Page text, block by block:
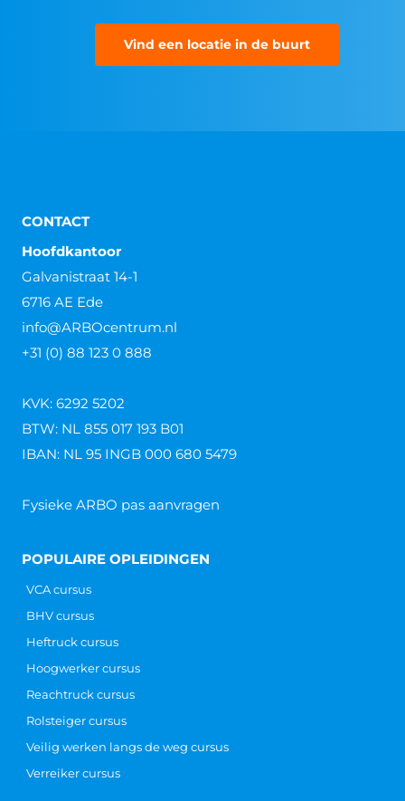
Vind een locatie in de buurt
CONTACT
Hoofdkantoor
Galvanistraat 14-1
6716 AE Ede
info@ARBOcentrum.nl
+31 (0) 88 123 0 888
KVK: 6292 5202
BTW: NL 855 017 193 B01
IBAN: NL 95 INGB 000 680 5479
Fysieke ARBO pas aanvragen
POPULAIRE OPLEIDINGEN
VCA cursus
BHV cursus
Heftruck cursus
Hoogwerker cursus
Reachtruck cursus
Rolsteiger cursus
Veilig werken langs de weg cursus
Verreiker cursus